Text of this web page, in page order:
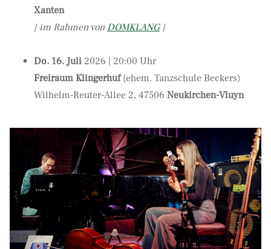
Xanten
[ im Rahmen von DOMKLANG]
Do. 16. Juli 2026 | 20:00 Uhr
Freiraum Klingerhuf(ehem. Tanzschule Beckers)
Wilhelm-Reuter-Allee 2, 47506 Neukirchen-Vluyn